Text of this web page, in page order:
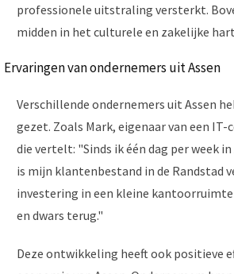
professionele uitstraling versterkt.
midden in het culturele en zakelijke
Ervaringen van ondernemers uit Assen
Verschillende ondernemers uit Assen
gezet. Zoals Mark, eigenaar van een
die vertelt: "Sinds ik één dag per week
is mijn klantenbestand in de Randstad
investering in een kleine kantoorruimte
en dwars terug."
Deze ontwikkeling heeft ook positieve